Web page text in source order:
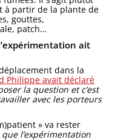
à partir de la plante de
gouttes,
patch…
ait
dans la
Philippe avait déclaré
la question et c’est
avec les porteurs
» va rester
l’expérimentation